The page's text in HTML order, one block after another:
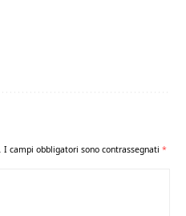
I campi obbligatori sono contrassegnati *